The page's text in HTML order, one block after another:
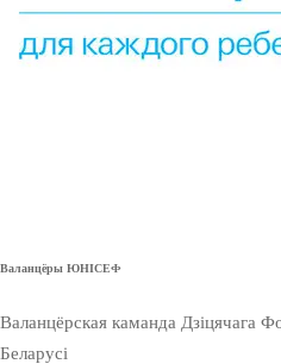
Валанцёры ЮНІСЕФ
Валанцёрская каманда
Беларусі